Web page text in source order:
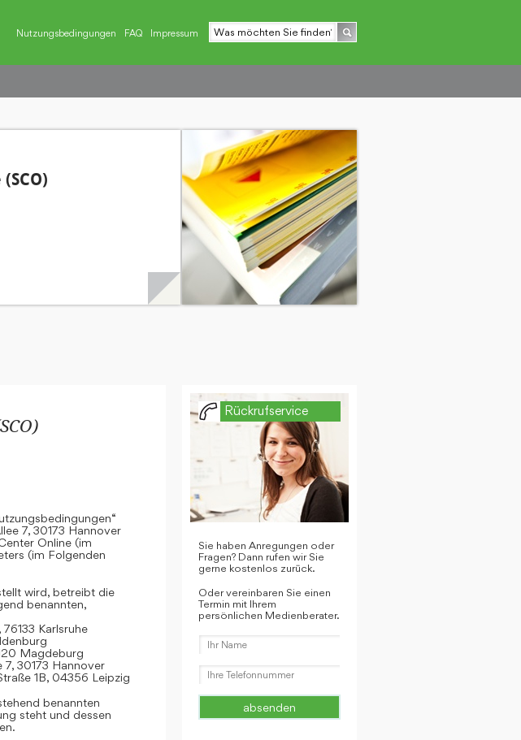
Nutzungsbedingungen FAQ Impressum
7, 30173 Hannover
Online (im
(im Folgenden
wird, betreibt die
benannten,
Karlsruhe
Magdeburg
30173 Hannover
1B, 04356 Leipzig
benannten
steht und dessen
Rückrufservice
Sie haben Anregungen oder
Fragen? Dann rufen wir Sie
gerne kostenlos zurück.
Oder vereinbaren Sie einen
Termin mit Ihrem
persönlichen Medienberater.